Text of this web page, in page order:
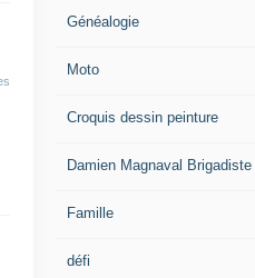
Généalogie
Moto
Croquis dessin peinture
Damien Magnaval Brigadiste
Famille
défi